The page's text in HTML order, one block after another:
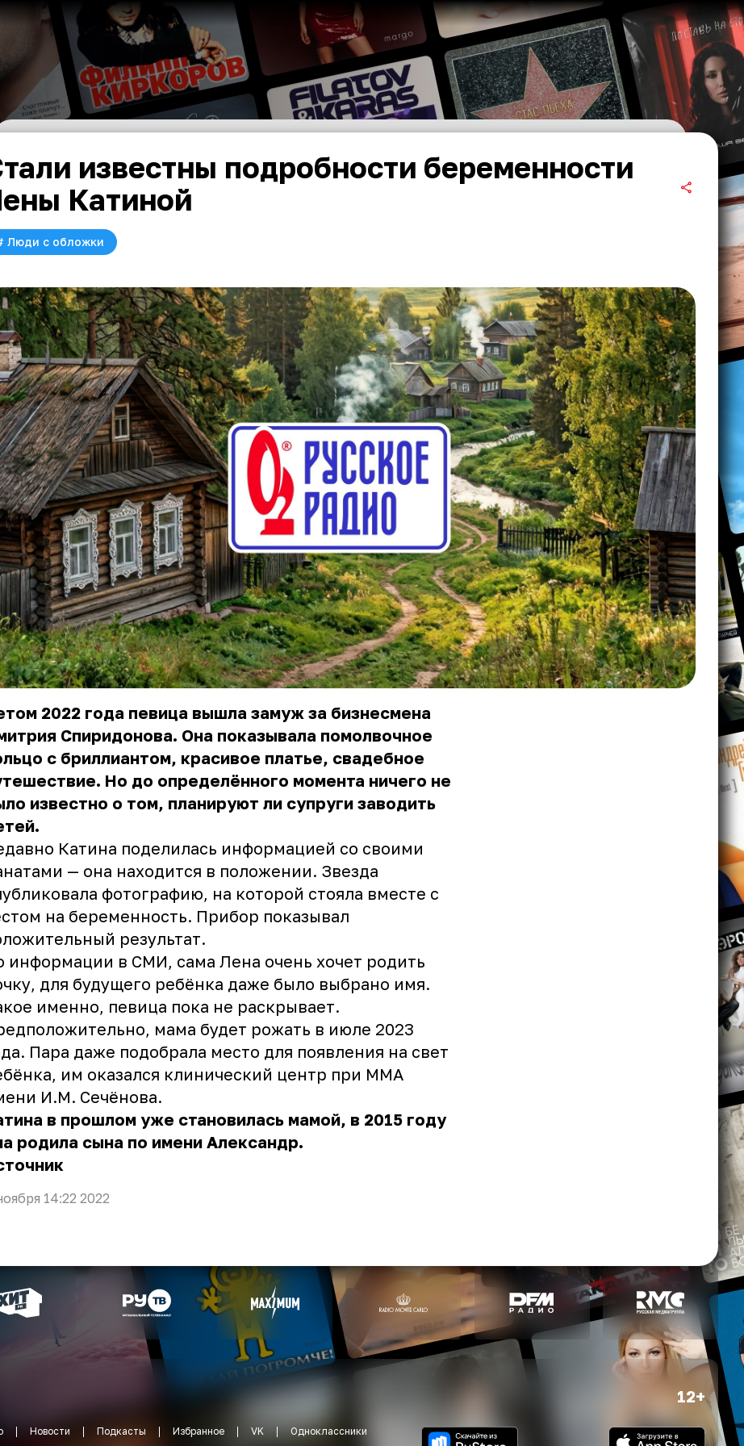
известны подробности беременности
Катиной
Люди с обложки
2022 года певица вышла замуж за бизнесмена
Спиридонова. Она показывала помолвочное
с бриллиантом, красивое платье, свадебное
Но до определённого момента ничего не
известно о том, планируют ли супруги заводить
Катина поделилась информацией со своими
— она находится в положении. Звезда
фотографию, на которой стояла вместе с
на беременность. Прибор показывал
результат.
информации в СМИ, сама Лена очень хочет родить
для будущего ребёнка даже было выбрано имя.
именно, певица пока не раскрывает.
мама будет рожать в июле 2023
Пара даже подобрала место для появления на свет
им оказался клинический центр при ММА
И.М. Сечёнова.
в прошлом уже становилась мамой, в 2015 году
родила сына по имени Александр.
14:22 2022
12+
Новости Подкасты Избранное VK Одноклассники